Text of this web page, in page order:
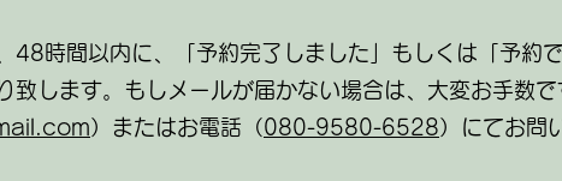
48時間以内に、「予約完了しました」もしくは「予約
致します。もしメールが届かない場合は、大変お手数
）またはお電話（080-9580-6528）にてお問